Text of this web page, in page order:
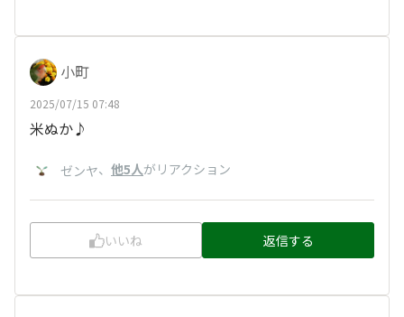
小町
2025/07/15 07:48
米ぬか♪
ゼンヤ、 他5人がリアクション
いいね 返信する